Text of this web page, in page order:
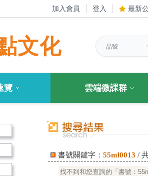
加入會員 登入 最新
文化
覽 雲端微課群
書號關鍵字： 55ml0013 /
找不到和您查詢的「書號：